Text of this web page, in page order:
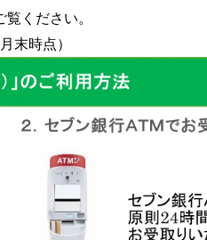
覧ください。
末時点）